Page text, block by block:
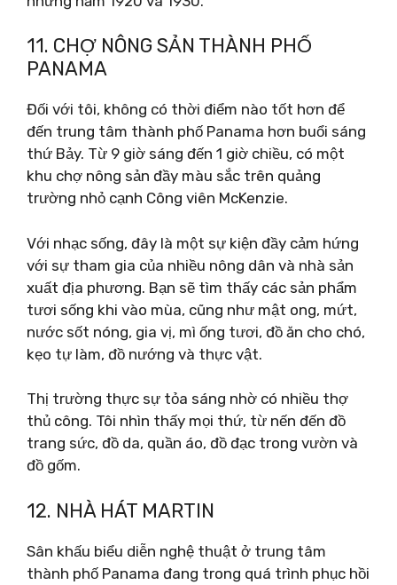
11. CHỢ NÔNG SẢN THÀNH PHỐ
PANAMA
Đối với tôi, không có thời điểm nào tốt hơn để
đến trung tâm thành phố Panama hơn buổi sáng
thứ Bảy. Từ 9 giờ sáng đến 1 giờ chiều, có một
khu chợ nông sản đầy màu sắc trên quảng
trường nhỏ cạnh Công viên McKenzie.
Với nhạc sống, đây là một sự kiện đầy cảm hứng
với sự tham gia của nhiều nông dân và nhà sản
xuất địa phương. Bạn sẽ tìm thấy các sản phẩm
tươi sống khi vào mùa, cũng như mật ong, mứt,
nước sốt nóng, gia vị, mì ống tươi, đồ ăn cho chó,
kẹo tự làm, đồ nướng và thực vật.
Thị trường thực sự tỏa sáng nhờ có nhiều thợ
thủ công. Tôi nhìn thấy mọi thứ, từ nến đến đồ
trang sức, đồ da, quần áo, đồ đạc trong vườn và
đồ gốm.
12. NHÀ HÁT MARTIN
Sân khấu biểu diễn nghệ thuật ở trung tâm
thành phố Panama đang trong quá trình phục hồi